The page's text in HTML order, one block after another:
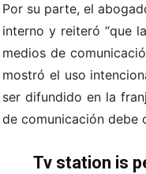
Por su parte, el
interno y reiteró “que
medios de
mostró el uso
ser difundido en la
de comunicación debe
Tv station is